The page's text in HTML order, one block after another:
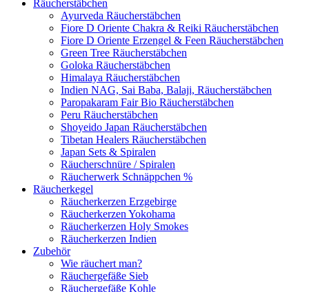
Räucherstäbchen
Ayurveda Räucherstäbchen
Fiore D Oriente Chakra & Reiki Räucherstäbchen
Fiore D Oriente Erzengel & Feen Räucherstäbchen
Green Tree Räucherstäbchen
Goloka Räucherstäbchen
Himalaya Räucherstäbchen
Indien NAG, Sai Baba, Balaji, Räucherstäbchen
Paropakaram Fair Bio Räucherstäbchen
Peru Räucherstäbchen
Shoyeido Japan Räucherstäbchen
Tibetan Healers Räucherstäbchen
Japan Sets & Spiralen
Räucherschnüre / Spiralen
Räucherwerk Schnäppchen %
Räucherkegel
Räucherkerzen Erzgebirge
Räucherkerzen Yokohama
Räucherkerzen Holy Smokes
Räucherkerzen Indien
Zubehör
Wie räuchert man?
Räuchergefäße Sieb
Räuchergefäße Kohle